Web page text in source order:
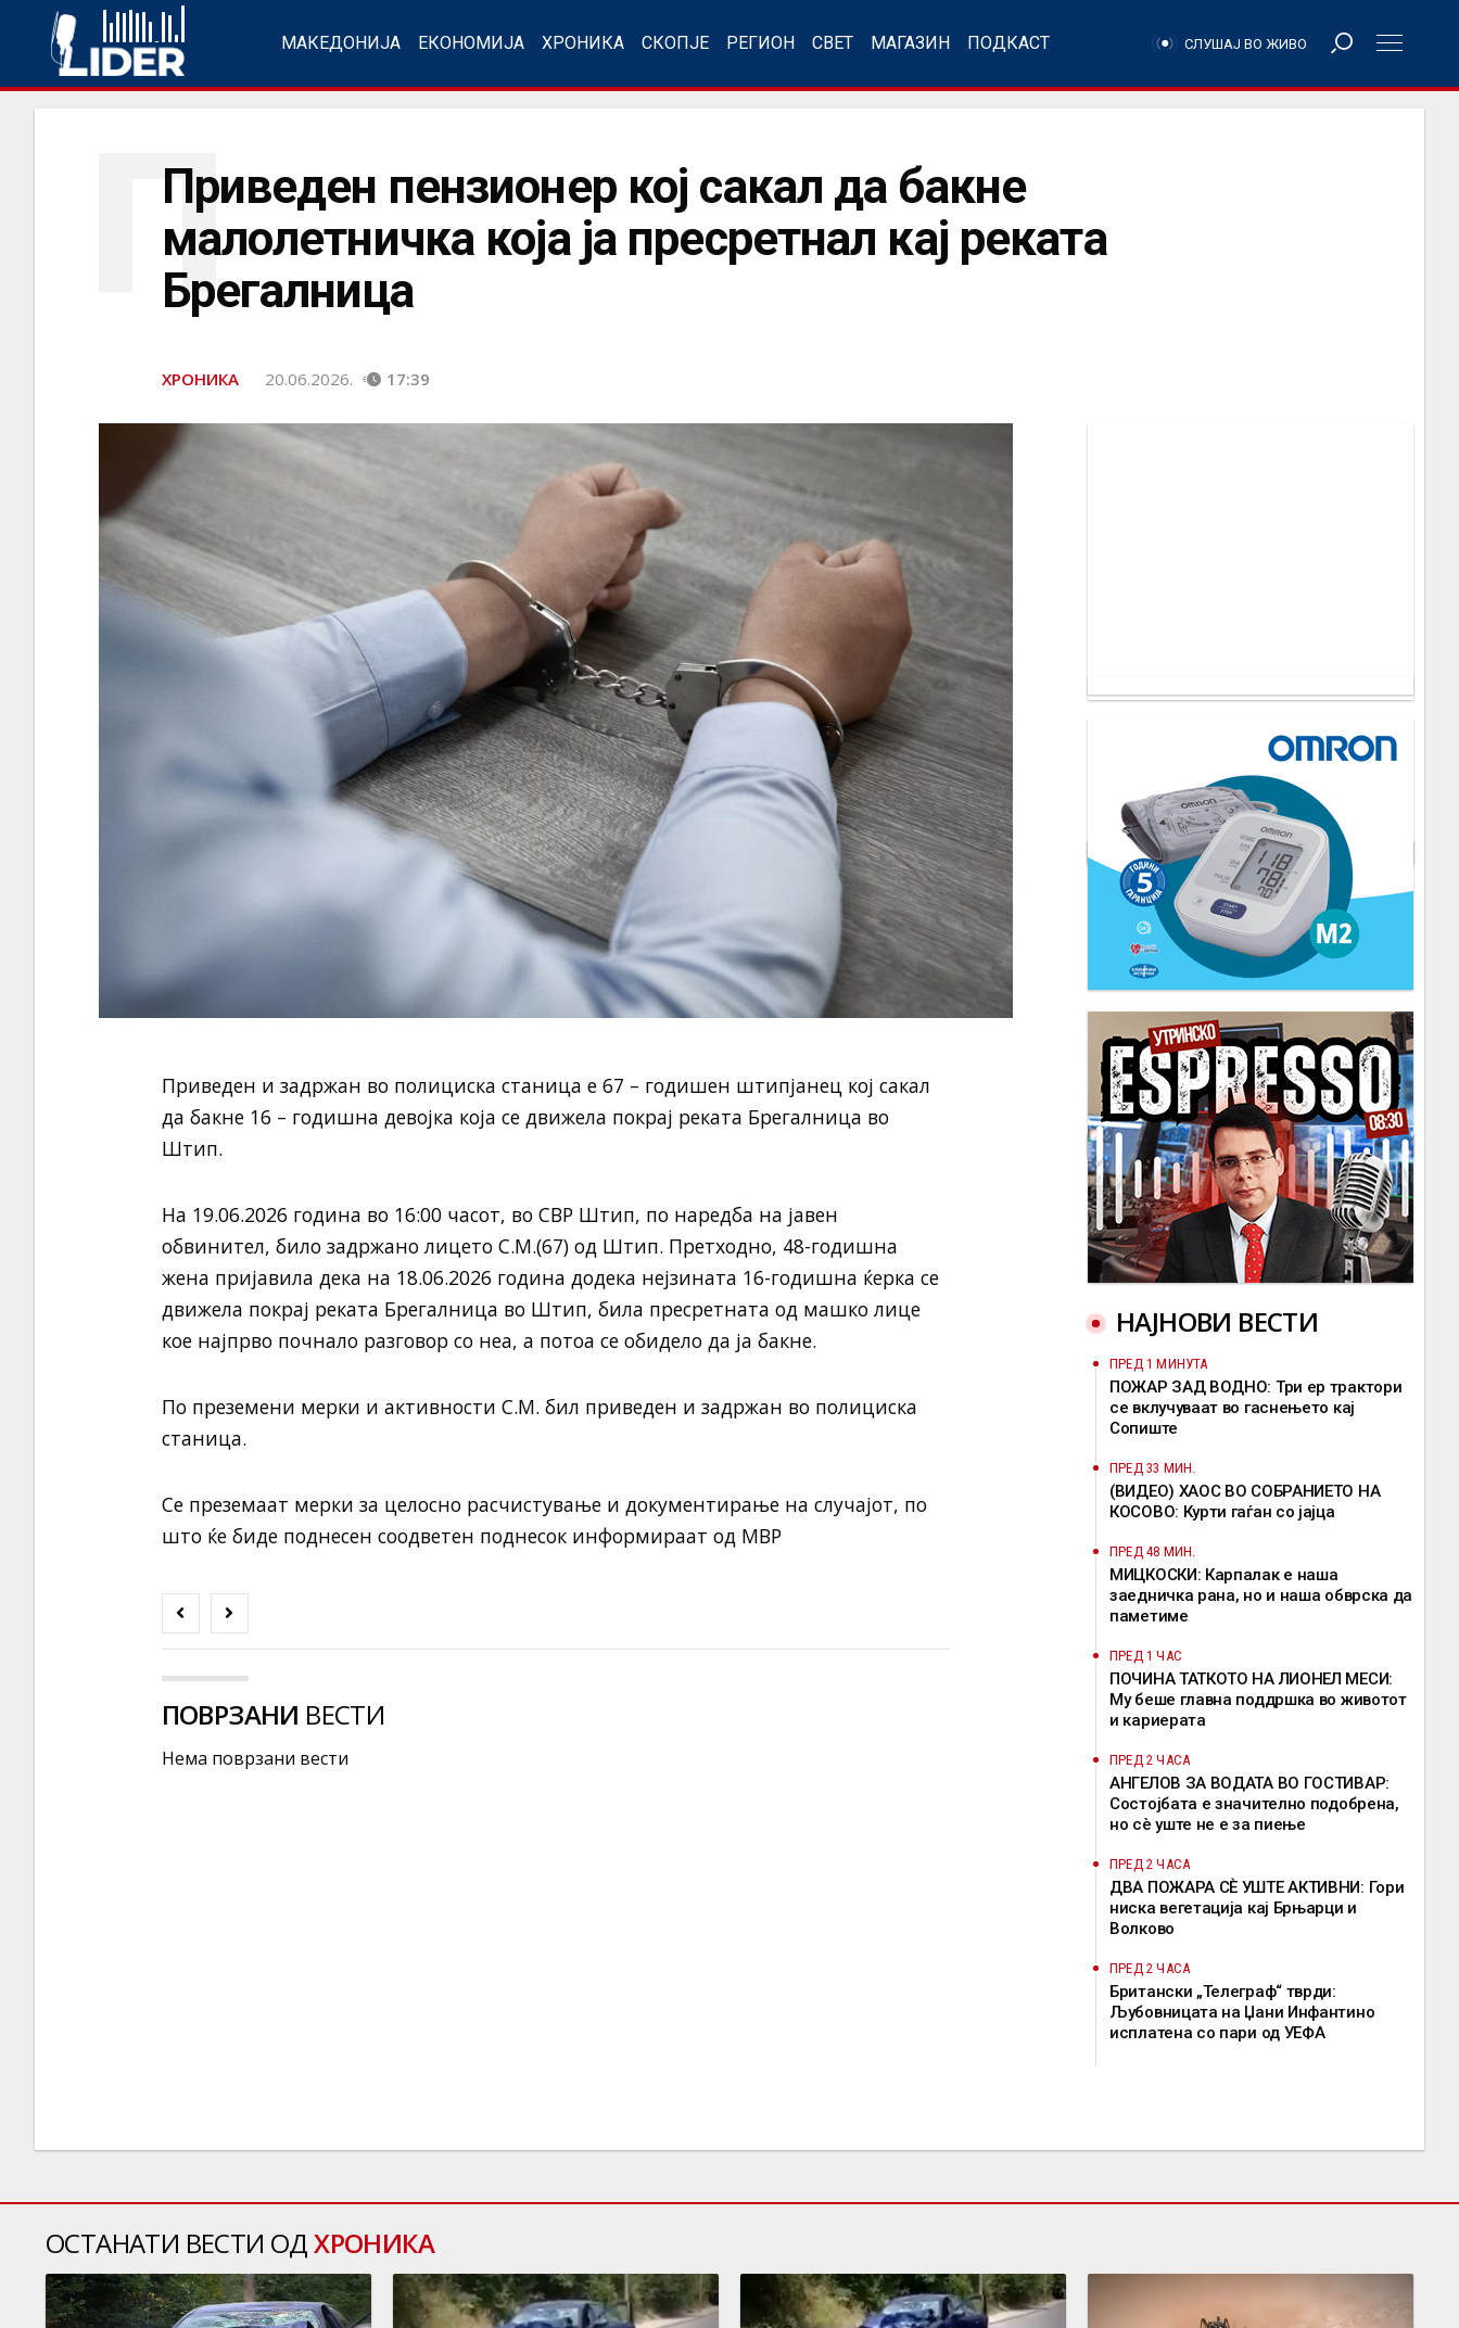
МАКЕДОНИЈА ЕКОНОМИЈА ХРОНИКА СКОПЈЕ РЕГИОН СВЕТ МАГАЗИН ПОДКАСТ СЛУШАЈ ВО ЖИВО
Приведен пензионер кој сакал да бакне
малолетничка која ја пресретнал кај реката
Брегалница
П
ХРОНИКА 20.06.2026. 17:39
Приведен и задржан во полициска станица е 67 – годишен штипјанец кој сакал
да бакне 16 – годишна девојка која се движела покрај реката Брегалница во
Штип.
На 19.06.2026 година во 16:00 часот, во СВР Штип, по наредба на јавен
обвинител, било задржано лицето С.М.(67) од Штип. Претходно, 48-годишна
жена пријавила дека на 18.06.2026 година додека нејзината 16-годишна ќерка се
движела покрај реката Брегалница во Штип, била пресретната од машко лице
кое најпрво почнало разговор со неа, а потоа се обидело да ја бакне.
По преземени мерки и активности С.М. бил приведен и задржан во полициска
станица.
Се преземаат мерки за целосно расчистување и документирање на случајот, по
што ќе биде поднесен соодветен поднесок информираат од МВР
ПОВРЗАНИ ВЕСТИ
Нема поврзани вести
НАЈНОВИ ВЕСТИ
ПРЕД 1 МИНУТА
ПОЖАР ЗАД ВОДНО: Три ер трактори
се вклучуваат во гаснењето кај
Сопиште
ПРЕД 33 МИН.
(ВИДЕО) ХАОС ВО СОБРАНИЕТО НА
КОСОВО: Курти гаѓан со јајца
ПРЕД 48 МИН.
МИЦКОСКИ: Карпалак е наша
заедничка рана, но и наша обврска да
паметиме
ПРЕД 1 ЧАС
ПОЧИНА ТАТКОТО НА ЛИОНЕЛ МЕСИ:
Му беше главна поддршка во животот
и кариерата
ПРЕД 2 ЧАСА
АНГЕЛОВ ЗА ВОДАТА ВО ГОСТИВАР:
Состојбата е значително подобрена,
но сè уште не е за пиење
ПРЕД 2 ЧАСА
ДВА ПОЖАРА СÈ УШТЕ АКТИВНИ: Гори
ниска вегетација кај Брњарци и
Волково
ПРЕД 2 ЧАСА
Британски „Телеграф“ тврди:
Љубовницата на Џани Инфантино
исплатена со пари од УЕФА
ОСТАНАТИ ВЕСТИ ОДХРОНИКА